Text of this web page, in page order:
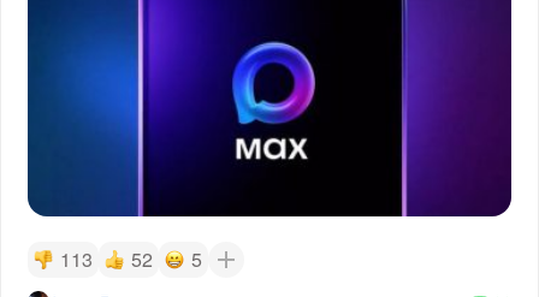
113 52 5